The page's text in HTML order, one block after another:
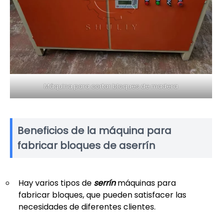
Máquina para cortar bloques de madera
Beneficios de la máquina para
fabricar bloques de aserrín
Hay varios tipos de serrínmáquinas para
fabricar bloques, que pueden satisfacer las
necesidades de diferentes clientes.